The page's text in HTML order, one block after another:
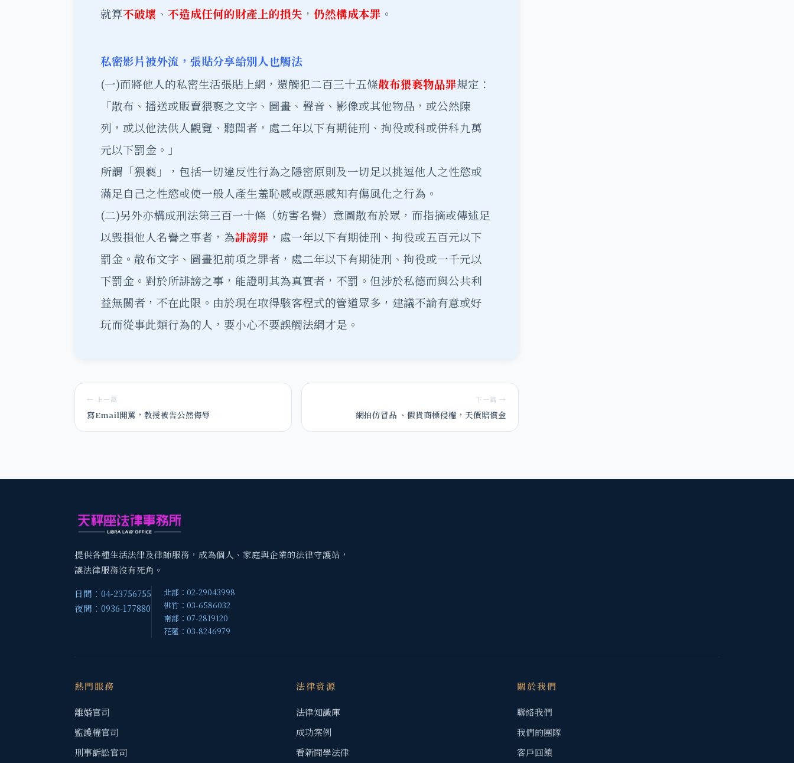
就算不破壞 、 不造成任何的財產上的損失 ， 仍然構成本罪 。
私密影片被外流，張貼分享給別人也觸法
(一)而將他人的私密生活張貼上網，還觸犯二百三十五條散布猥褻物品罪規定：
「散布、播送或販賣猥褻之文字、圖畫、聲音、影像或其他物品，或公然陳
列，或以他法供人觀覽、聽聞者，處二年以下有期徒刑、拘役或科或併科九萬
元以下罰金。」
所謂「猥褻」，包括一切違反性行為之隱密原則及一切足以挑逗他人之性慾或
滿足自己之性慾或使一般人產生羞恥感或厭惡感知有傷風化之行為。
(二)另外亦構成刑法第三百一十條（妨害名譽）意圖散布於眾，而指摘或傳述足
以毀損他人名譽之事者，為誹謗罪 ，處一年以下有期徒刑、拘役或五百元以下
罰金。散布文字、圖畫犯前項之罪者，處二年以下有期徒刑、拘役或一千元以
下罰金。對於所誹謗之事，能證明其為真實者，不罰。但涉於私德而與公共利
益無關者，不在此限。由於現在取得駭客程式的管道眾多，建議不論有意或好
玩而從事此類行為的人，要小心不要誤觸法網才是。
← 上一篇
寫Email開罵，教授被告公然侮辱
下一篇 →
網拍仿冒品 、假貨商標侵權，天價賠償金
提供各種生活法律及律師服務，成為個人、家庭與企業的法律守護站，
讓法律服務沒有死角。
日間：04-23756755
夜間：0936-177880
北部：02-29043998
桃竹：03-6586032
南部：07-2819120
花蓮：03-8246979
熱門服務
離婚官司
監護權官司
刑事訴訟官司
法律資源
法律知識庫
成功案例
看新聞學法律
關於我們
聯絡我們
我們的團隊
客戶回饋